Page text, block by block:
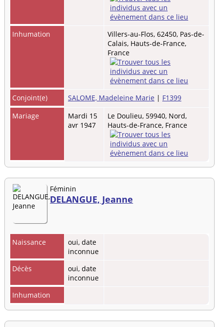
Inhumation
Villers-au-Flos, 62450, Pas-de-
Calais, Hauts-de-France,
France
Conjoint(e) SALOME, Madeleine Marie | F1399
Mariage
Mardi 15
avr 1947
Le Doulieu, 59940, Nord,
Hauts-de-France, France
Féminin
DELANGUE, Jeanne
Naissance
oui, date
inconnue
Décès
oui, date
inconnue
Inhumation